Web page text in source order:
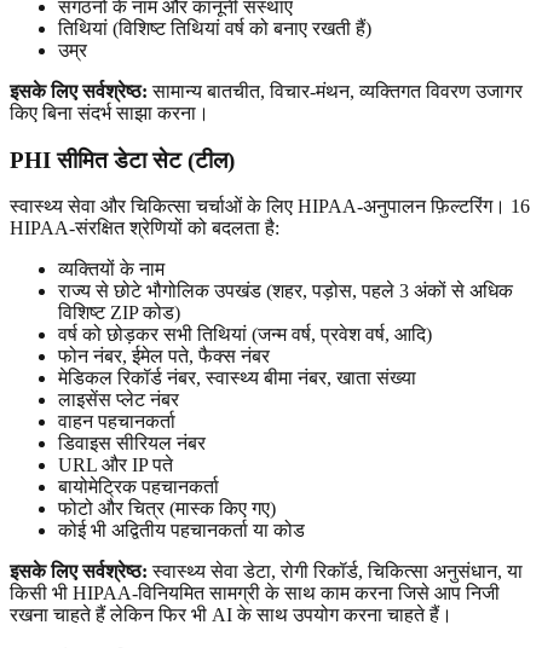
संगठनों के नाम और कानूनी संस्थाएं
तिथियां (विशिष्ट तिथियां वर्ष को बनाए रखती हैं)
उम्र
इसके लिए सर्वश्रेष्ठ: सामान्य बातचीत, विचार-मंथन, व्यक्तिगत विवरण उजागर
किए बिना संदर्भ साझा करना।
PHI सीमित डेटा सेट (टील)
स्वास्थ्य सेवा और चिकित्सा चर्चाओं के लिए HIPAA-अनुपालन फ़िल्टरिंग। 16
HIPAA-संरक्षित श्रेणियों को बदलता है:
व्यक्तियों के नाम
राज्य से छोटे भौगोलिक उपखंड (शहर, पड़ोस, पहले 3 अंकों से अधिक
विशिष्ट ZIP कोड)
वर्ष को छोड़कर सभी तिथियां (जन्म वर्ष, प्रवेश वर्ष, आदि)
फोन नंबर, ईमेल पते, फैक्स नंबर
मेडिकल रिकॉर्ड नंबर, स्वास्थ्य बीमा नंबर, खाता संख्या
लाइसेंस प्लेट नंबर
वाहन पहचानकर्ता
डिवाइस सीरियल नंबर
URL और IP पते
बायोमेट्रिक पहचानकर्ता
फोटो और चित्र (मास्क किए गए)
कोई भी अद्वितीय पहचानकर्ता या कोड
इसके लिए सर्वश्रेष्ठ: स्वास्थ्य सेवा डेटा, रोगी रिकॉर्ड, चिकित्सा अनुसंधान, या
किसी भी HIPAA-विनियमित सामग्री के साथ काम करना जिसे आप निजी
रखना चाहते हैं लेकिन फिर भी AI के साथ उपयोग करना चाहते हैं।